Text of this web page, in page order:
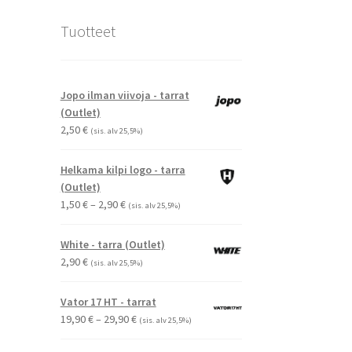
Tuotteet
Jopo ilman viivoja - tarrat
(Outlet)
2,50€ (sis. alv 25,5%)
Helkama kilpi logo - tarra
(Outlet)
1,50€– 2,90€Hintaluokka:
-
(sis. alv 25,5%)
White - tarra (Outlet)
2,90€ (sis. alv 25,5%)
Vator 17 HT - tarrat
19,90€– 29,90€Hintaluokka:
(sis. alv 25,5%)